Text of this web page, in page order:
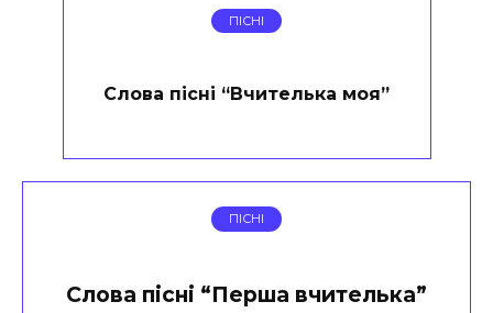
ПІСНІ
Слова пісні “Вчителька моя”
ПІСНІ
Слова пісні “Перша вчителька”